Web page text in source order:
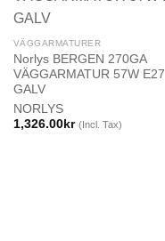
VÄGGARMATURER
Norlys BERGEN 270GA
VÄGGARMATUR 57W E27
GALV
NORLYS
1,326.00kr (Incl. Tax)